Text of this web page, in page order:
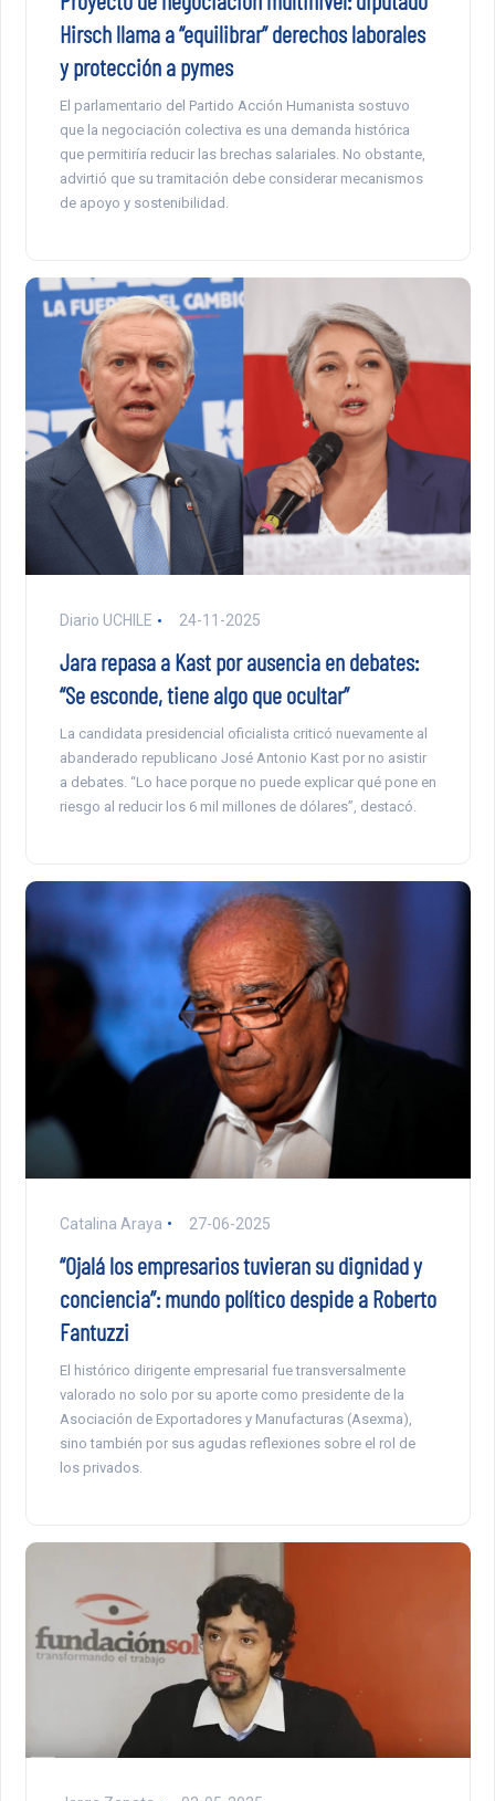
Hirsch llama a “equilibrar” derechos laborales
y protección a pymes
El parlamentario del Partido Acción Humanista sostuvo
que la negociación colectiva es una demanda histórica
que permitiría reducir las brechas salariales. No obstante,
advirtió que su tramitación debe considerar mecanismos
de apoyo y sostenibilidad.
Diario UCHILE 24-11-2025
Jara repasa a Kast por ausencia en debates:
“Se esconde, tiene algo que ocultar”
La candidata presidencial oficialista criticó nuevamente al
abanderado republicano José Antonio Kast por no asistir
a debates. “Lo hace porque no puede explicar qué pone en
riesgo al reducir los 6 mil millones de dólares”, destacó.
Catalina Araya 27-06-2025
“Ojalá los empresarios tuvieran su dignidad y
conciencia”: mundo político despide a Roberto
Fantuzzi
El histórico dirigente empresarial fue transversalmente
valorado no solo por su aporte como presidente de la
Asociación de Exportadores y Manufacturas (Asexma),
sino también por sus agudas reflexiones sobre el rol de
los privados.